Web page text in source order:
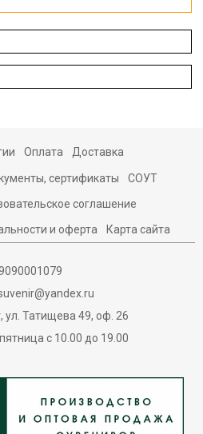
Оплата Доставка
сертификаты СОУТ
соглашение
и оферта Карта сайта
ул. Татищева 49, оф. 26
с 10.00 до 19.00